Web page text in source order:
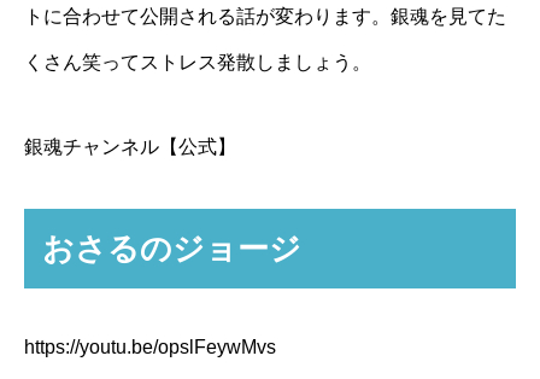
トに合わせて公開される話が変わります。銀魂を見てた
くさん笑ってストレス発散しましょう。
銀魂チャンネル【公式】
おさるのジョージ
https://youtu.be/opslFeywMvs